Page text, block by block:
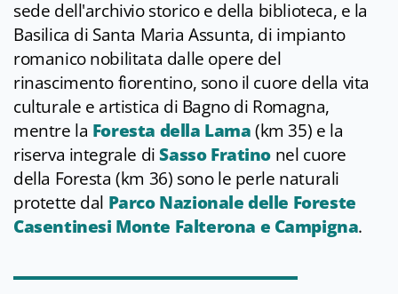
sede dell'archivio storico e della biblioteca, e la
Basilica di Santa Maria Assunta, di impianto
romanico nobilitata dalle opere del
rinascimento fiorentino, sono il cuore della vita
culturale e artistica di Bagno di Romagna,
mentre la Foresta della Lama(km 35) e la
riserva integrale diSasso Fratino nel cuore
della Foresta (km 36) sono le perle naturali
protette dal Parco Nazionale delle Foreste
Casentinesi Monte Falterona e Campigna.